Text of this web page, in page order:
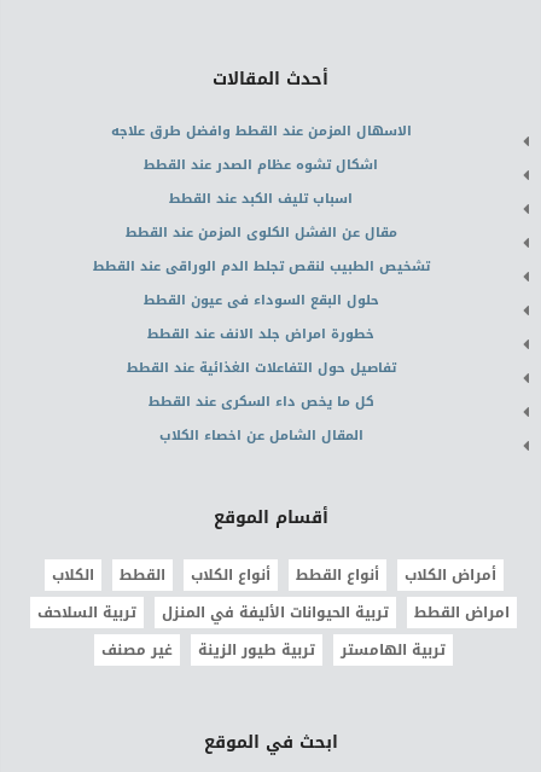
أحدث المقالات
الاسهال المزمن عند القطط وافضل طرق علاجه
اشكال تشوه عظام الصدر عند القطط
اسباب تليف الكبد عند القطط
مقال عن الفشل الكلوى المزمن عند القطط
تشخيص الطبيب لنقص تجلط الدم الوراقى عند القطط
حلول البقع السوداء فى عيون القطط
خطورة امراض جلد الانف عند القطط
تفاصيل حول التفاعلات الغذائية عند القطط
كل ما يخص داء السكرى عند القطط
المقال الشامل عن اخصاء الكلاب
أقسام الموقع
أمراض الكلاب أنواع القطط أنواع الكلاب القطط
الكلاب
امراض القطط
تربية الحيوانات الأليفة في المنزل
تربية السلاحف
تربية الهامستر
تربية طيور الزينة غير مصنف
ابحث في الموقع